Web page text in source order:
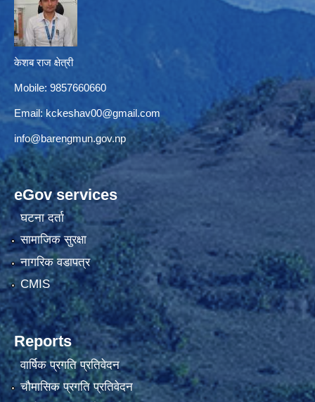
केशब राज क्षेत्री
Mobile: 9857660660
Email: kckeshav00@gmail.com
info@barengmun.gov.np
eGov services
घटना दर्ता
सामाजिक सुरक्षा
नागरिक वडापत्र
CMIS
Reports
वार्षिक प्रगति प्रतिवेदन
चौमासिक प्रगति प्रतिवेदन